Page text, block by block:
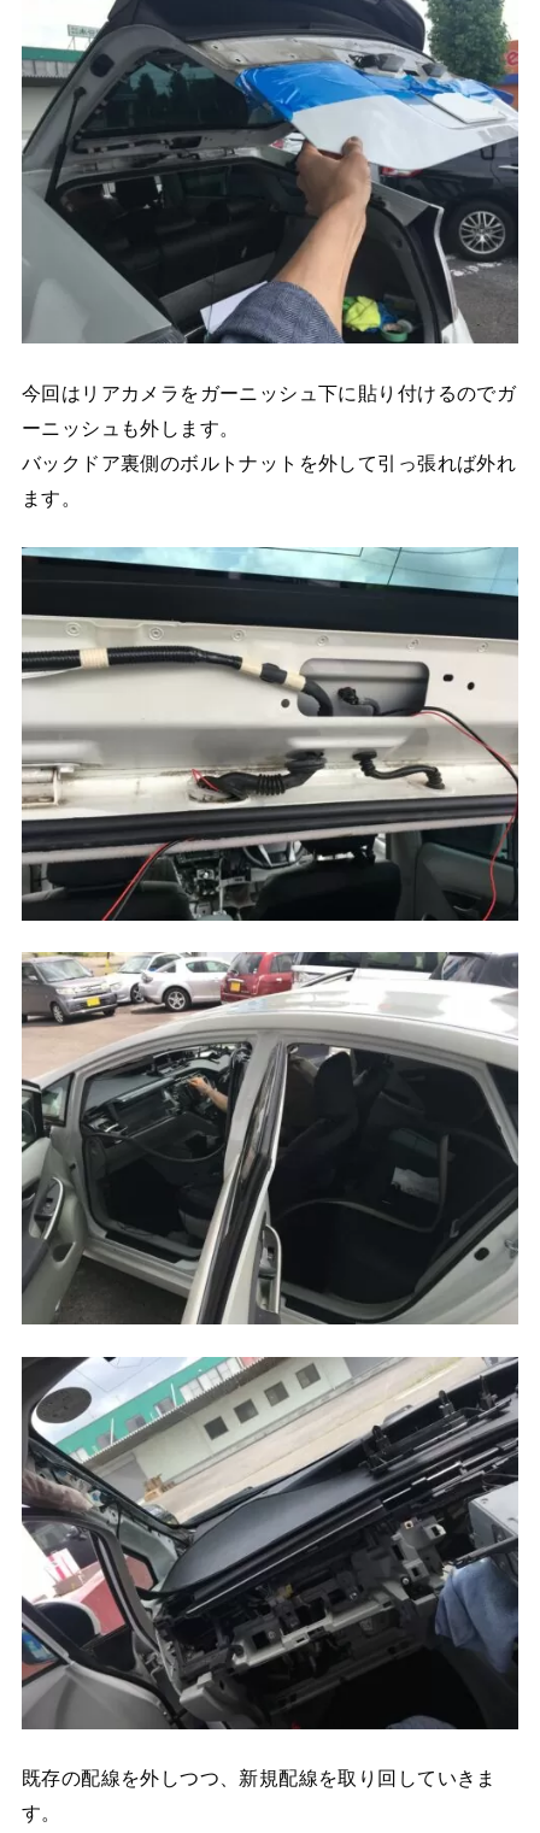
今回はリアカメラをガーニッシュ下に貼り付けるのでガ
ーニッシュも外します。
バックドア裏側のボルトナットを外して引っ張れば外れ
ます。
既存の配線を外しつつ、新規配線を取り回していきま
す。